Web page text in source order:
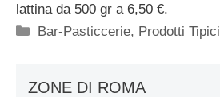
lattina da 500 gr a 6,50 €.
Categorie
Bar-Pasticcerie, Prodotti Tipici
ZONE DI ROMA